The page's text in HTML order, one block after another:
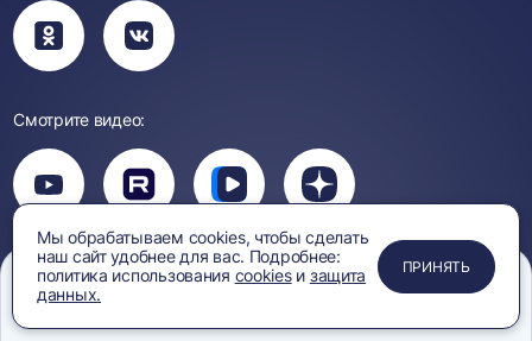
ПРИМЕНИТЬ
ЗАКРЫТЬ
ЗАКРЫТЬ
ЗАКРЫТЬ
Мы обрабатываем cookies, чтобы сделать
наш сайт удобнее для вас. Подробнее:
политика использования cookiesи защита
данных.
ПРИНЯТЬ
Вы
перейдете
в
группу
Вы
перейдете
в
группу
Смотрите видео:
Вы
перейдете
на
канал
YouTube
Вы
перейдете
на
канал
Rutube
Вы
перейдете
на
канал
Вк
Видео
Вы
перейдете
на
канал
Дзен
Политика
конфиденциальности
Защита персональных
данных
Правила обработки
Согласие на обработку